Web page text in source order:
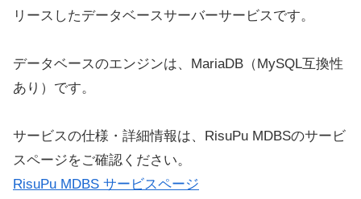
リースしたデータベースサーバーサービスです。
データベースのエンジンは、MariaDB（MySQL互換性
あり）です。
サービスの仕様・詳細情報は、RisuPu MDBSのサービ
スページをご確認ください。
RisuPu MDBS サービスページ